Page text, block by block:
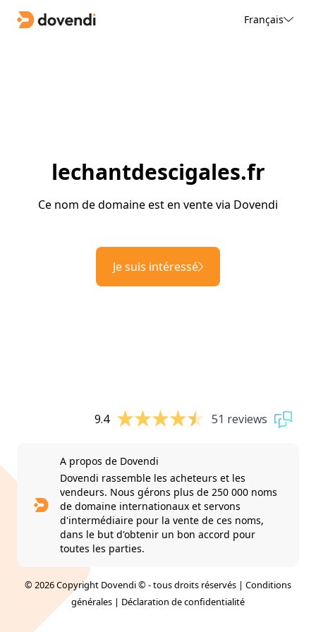
Français
lechantdescigales.fr
Ce nom de domaine est en vente via Dovendi
Je suis intéressé
9.4 51 reviews
A propos de Dovendi
Dovendi rassemble les acheteurs et les
vendeurs. Nous gérons plus de 250 000 noms
de domaine internationaux et servons
d'intermédiaire pour la vente de ces noms,
dans le but d'obtenir un bon accord pour
toutes les parties.
© 2026 Copyright Dovendi © - tous droits réservés | Conditions
générales | Déclaration de confidentialité